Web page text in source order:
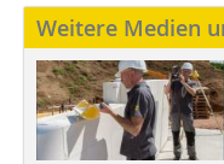
Weitere Medien